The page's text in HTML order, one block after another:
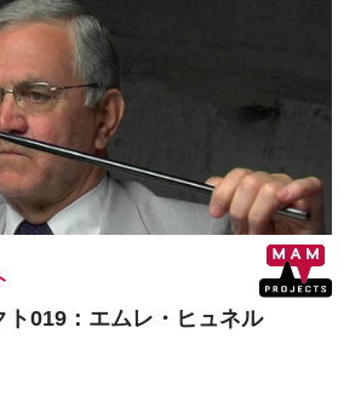
ト019：エムレ・ヒュネル